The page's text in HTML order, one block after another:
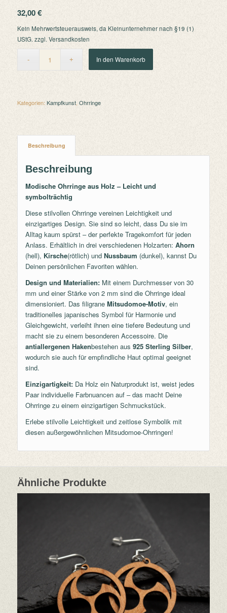
32,00€
Kein Mehrwertsteuerausweis, da Kleinunternehmer nach §19 (1)
UStG. zzgl.Versandkosten
In den Warenkorb
Kategorien: Kampfkunst, Ohrringe
Beschreibung
Beschreibung
Modische Ohrringe aus Holz – Leicht und
symbolträchtig
Diese stilvollen Ohrringe vereinen Leichtigkeit und
einzigartiges Design. Sie sind so leicht, dass Du sie im
Alltag kaum spürst – der perfekte Tragekomfort für jeden
Anlass. Erhältlich in drei verschiedenen Holzarten: Ahorn
(hell), Kirsche(rötlich) und Nussbaum (dunkel), kannst Du
Deinen persönlichen Favoriten wählen.
Design und Materialien:Mit einem Durchmesser von 30
mm und einer Stärke von 2 mm sind die Ohrringe ideal
dimensioniert. Das filigrane Mitsudomoe-Motiv, ein
traditionelles japanisches Symbol für Harmonie und
Gleichgewicht, verleiht ihnen eine tiefere Bedeutung und
macht sie zu einem besonderen Accessoire. Die
antiallergenen Hakenbestehen aus 925 Sterling Silber,
wodurch sie auch für empfindliche Haut optimal geeignet
sind.
Einzigartigkeit:Da Holz ein Naturprodukt ist, weist jedes
Paar individuelle Farbnuancen auf – das macht Deine
Ohrringe zu einem einzigartigen Schmuckstück.
Erlebe stilvolle Leichtigkeit und zeitlose Symbolik mit
diesen außergewöhnlichen Mitsudomoe-Ohrringen!
Ähnliche Produkte